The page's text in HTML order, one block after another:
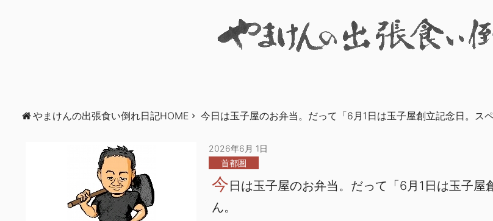
やまけんの出張食い倒れ日記HOME 今日は玉子屋のお弁当。だって「6月1日は玉子屋創立記念日。ス
2026年6月 1日
首都圏
今日は玉子屋のお弁当。だって「6月1日は玉子
ん。